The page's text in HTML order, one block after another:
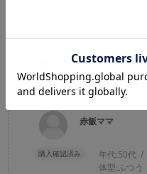
色がいい
カラー：TURQUOISE
赤飯ママ
購入確認済み 年代:50代
体型:ふつう